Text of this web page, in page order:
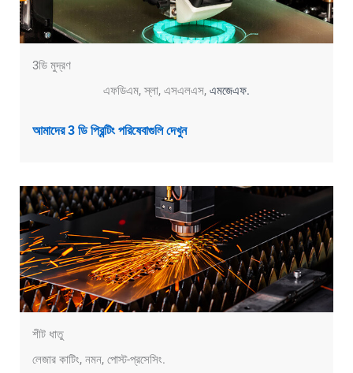
3ডি মুদ্রণ
এফডিএম, স্লা, এসএলএস, এমজেএফ.
আমাদের 3 ডি প্রিন্টিং পরিষেবাগুলি দেখুন
শীট ধাতু
লেজার কাটিং, নমন, পোস্ট-প্রসেসিং.